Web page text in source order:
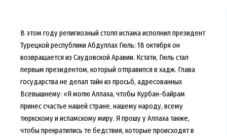
В этом году религиозный столп ислама исполнил президент
Турецкой республики Абдуллах Гюль: 18 октября он
возвращается из Саудовской Аравии. Кстати, Гюль стал
первым президентом, который отправился в хадж. Глава
государства не делал тайн из просьб, адресованных
Всевышнему: «Я молю Аллаха, чтобы Курбан-байрам
принес счастье нашей стране, нашему народу, всему
тюркскому и исламскому миру. Я прошу у Аллаха также,
чтобы прекратились те бедствия, которые происходят в